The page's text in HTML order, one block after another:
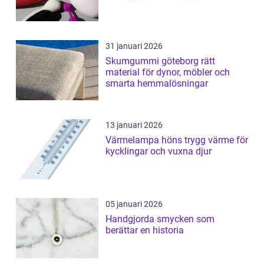
31 januari 2026
Skumgummi göteborg rätt
material för dynor, möbler och
smarta hemmalösningar
13 januari 2026
Värmelampa höns trygg värme för
kycklingar och vuxna djur
05 januari 2026
Handgjorda smycken som
berättar en historia